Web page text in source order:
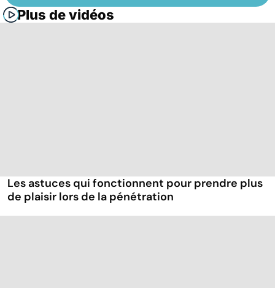
Plus de vidéos
Les astuces qui fonctionnent pour prendre plus
de plaisir lors de la pénétration